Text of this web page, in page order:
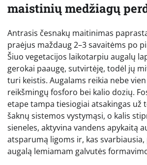
maistinių medžiagų
Antrasis česnakų maitinimas
praėjus maždaug 2–3 savaitėms po
Šiuo vegetacijos laikotarpiu augalų
gerokai paaugę, sutvirtėję, todėl jų
turi keistis. Augalams reikia nebe
reikšmingų fosforo bei kalio dozių.
etape tampa tiesiogiai atsakingas už
šaknų sistemos vystymąsi, o kalis
sieneles, aktyvina vandens apykaitą
atsparumą ligoms ir, kas
augalą lemiamam galvutės